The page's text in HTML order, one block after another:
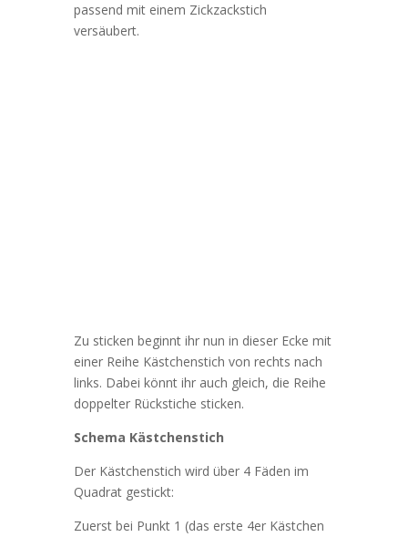
passend mit einem Zickzackstich
versäubert.
Zu sticken beginnt ihr nun in dieser Ecke mit
einer Reihe Kästchenstich von rechts nach
links. Dabei könnt ihr auch gleich, die Reihe
doppelter Rückstiche sticken.
Schema Kästchenstich
Der Kästchenstich wird über 4 Fäden im
Quadrat gestickt:
Zuerst bei Punkt 1 (das erste 4er Kästchen